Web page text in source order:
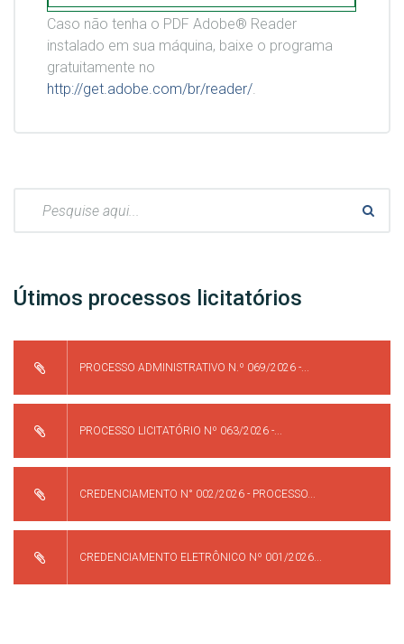
Caso não tenha o PDF Adobe® Reader
instalado em sua máquina, baixe o programa
gratuitamente no
http://get.adobe.com/br/reader/.
Útimos processos licitatórios
PROCESSO ADMINISTRATIVO N.º 069/2026 -...
PROCESSO LICITATÓRIO Nº 063/2026 -...
CREDENCIAMENTO N° 002/2026 - PROCESSO...
CREDENCIAMENTO ELETRÔNICO Nº 001/2026...